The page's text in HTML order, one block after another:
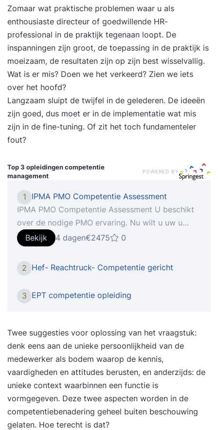
Zomaar wat praktische problemen waar u als
enthousiaste directeur of goedwillende HR-
professional in de praktijk tegenaan loopt. De
inspanningen zijn groot, de toepassing in de praktijk is
moeizaam, de resultaten zijn op zijn best wisselvallig.
Wat is er mis? Doen we het verkeerd? Zien we iets
over het hoofd?
Langzaam sluipt de twijfel in de gelederen. De ideeën
zijn goed, dus moet er in de implementatie wat mis
zijn in de fine-tuning. Of zit het toch fundamenteler
fout?
Top 3 opleidingencompetentie
management
POWERED BY
1
IPMA PMO Competentie Assessment
IPMA PMO Competentie Assessment U beschikt
over de nodige PMO ervaring. Nu wilt u uw u
kennis, praktijkervaring en -competenties graag
laten toetsen en certificeren. Dat is een goede
keuze. Want de IPMA competentie certificeringen
zijn de meest prestigieuze certificeringen die u
projectondersteuning en PMO.In deze vierdaagse
PMO'ers aan de slag om u voor te bereiden op
het assessment. De training wordt begeleid door
onze IPMA Lead Trainer die al jarenlang
deelnemers succesvol voorbereid op de officiële
assessments. Programma In deze vierdaagse
training komen alle 28 competenties integraal, op
praktische en interactieve wijze aan de orde ter
voorbereiding op het assessment. Daarbij komen
Bekijk 4 dagen€2475 0
2 Hef- Reachtruck- Competentie gericht
3 EPT competentie opleiding
Twee suggesties voor oplossing van het vraagstuk:
denk eens aan de unieke persoonlijkheid van de
medewerker als bodem waarop de kennis,
vaardigheden en attitudes berusten, en anderzijds: de
unieke context waarbinnen een functie is
vormgegeven. Deze twee aspecten worden in de
competentiebenadering geheel buiten beschouwing
gelaten. Hoe terecht is dat?